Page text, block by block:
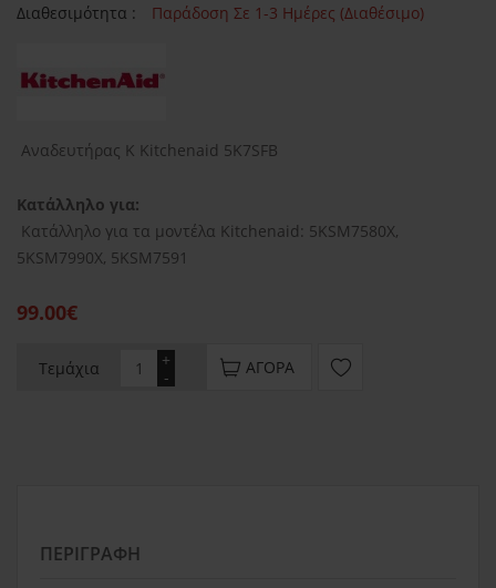
Διαθεσιμότητα :
Παράδοση Σε 1-3 Ημέρες (Διαθέσιμο)
Αναδευτήρας Κ Kitchenaid 5K7SFB
Κατάλληλο για:
Κατάλληλο για τα μοντέλα Kitchenaid: 5KSM7580X,
5KSM7990X, 5KSM7591
99.00€
Τεμάχια -
+ ΑΓΟΡΆ
ΠΕΡΙΓΡΑΦΉ